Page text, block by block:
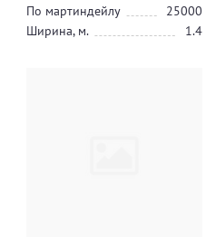
По мартиндейлу
25000
Ширина, м.
1.4